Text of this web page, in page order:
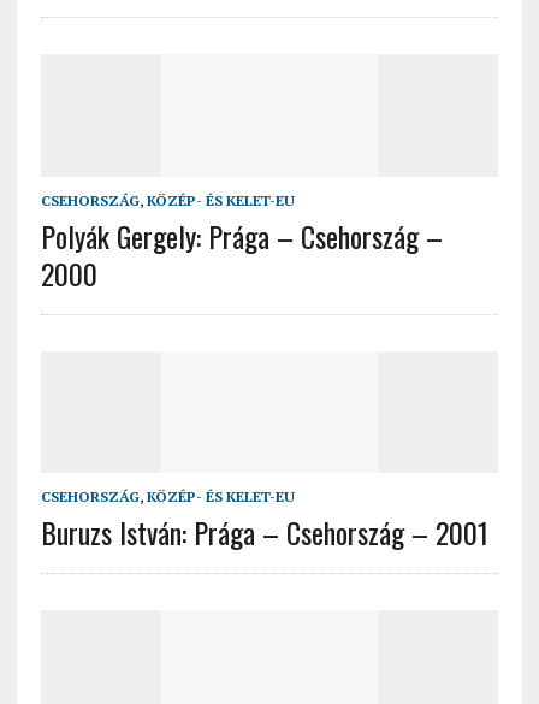
CSEHORSZÁG, KÖZÉP- ÉS KELET-EU
Polyák Gergely: Prága – Csehország –
2000
CSEHORSZÁG, KÖZÉP- ÉS KELET-EU
Buruzs István: Prága – Csehország – 2001